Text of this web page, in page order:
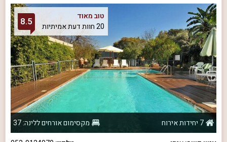
טוב מאוד
20 חוות דעת אמיתיות
8.5
7 יחידות אירוח
מקסימום אורחים ללינה: 37